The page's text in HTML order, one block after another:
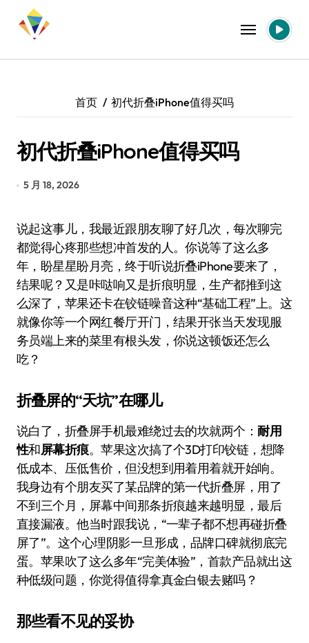
首页 初代折叠iPhone值得买吗
初代折叠iPhone值得买吗
5 月 18, 2026
说起这事儿，我最近跟朋友聊了好几次，每次聊完
都觉得心疼那些想冲首发的人。你说等了这么多
年，盼星星盼月亮，终于听说折叠iPhone要来了，
结果呢？又是咔哒响又是折痕明显，生产都推到这
么深了，苹果还卡在铰链噪音这种“基础工程”上。这
就像你等一个网红餐厅开门，结果开张当天发现服
务员端上来的菜里有根头发，你说这顿饭还怎么
吃？
折叠屏的“天坑”在哪儿
说白了，折叠屏手机最难绕过去的坎就两个：耐用
性和屏幕折痕。苹果这次搞了个3D打印铰链，想降
低成本、压低售价，但没想到用着用着就开始响。
我身边有个朋友买了某品牌的第一代折叠屏，用了
不到三个月，屏幕中间那条折痕越来越明显，最后
直接漏液。他当时跟我说，“一辈子都不想再碰折叠
屏了”。这个心理阴影一旦形成，品牌口碑就彻底完
蛋。苹果吹了这么多年“完美体验”，首款产品就出这
种低级问题，你觉得值得拿真金白银去赌吗？
那些看不见的妥协